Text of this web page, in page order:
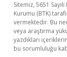
Sitemiz, 5651
Kurumu (BTK)
vermektedir. Bu
veya araştırma
yazdıkları
bu sorumluluğu